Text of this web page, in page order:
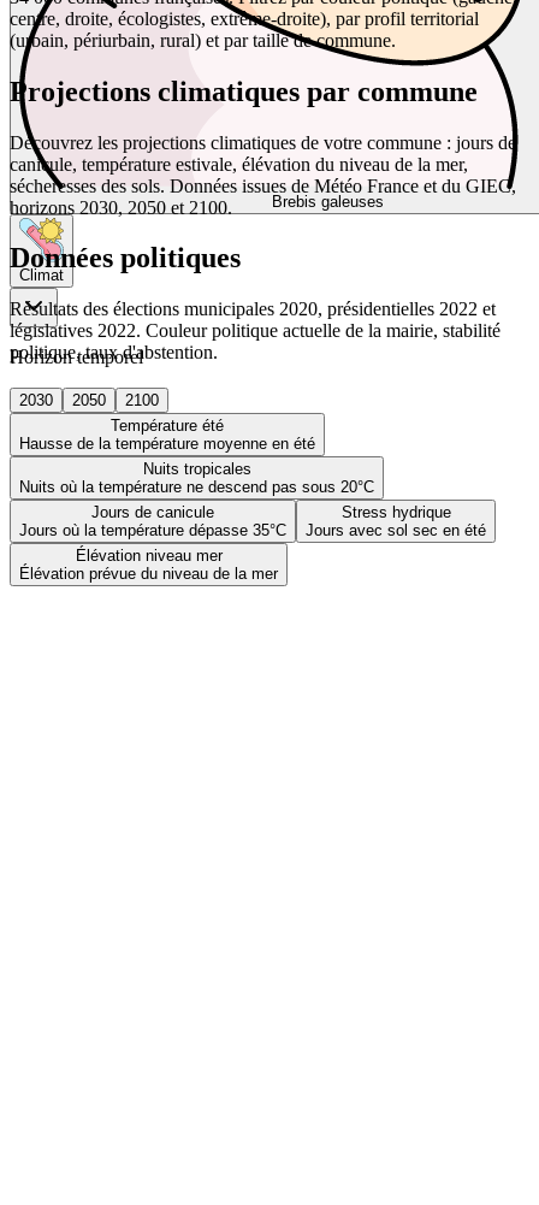
Brebis galeuses
Climat
Horizon temporel
2030 2050
2100
Température été
Hausse de la température moyenne en été
Nuits tropicales
Nuits où la température ne descend pas sous 20°C
Jours de canicule
Jours où la température dépasse 35°C
Stress hydrique
Jours avec sol sec en été
Élévation niveau mer
Élévation prévue du niveau de la mer
centre, droite, écologistes, extrême-droite), par profil territorial
(urbain, périurbain, rural) et par taille de commune.
Projections climatiques par commune
Découvrez les projections climatiques de votre commune : jours de
canicule, température estivale, élévation du niveau de la mer,
sécheresses des sols. Données issues de Météo France et du GIEC,
horizons 2030, 2050 et 2100.
Données politiques
Résultats des élections municipales 2020, présidentielles 2022 et
législatives 2022. Couleur politique actuelle de la mairie, stabilité
politique, taux d'abstention.